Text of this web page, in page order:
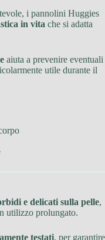
i pannolini Huggies
in vita che si adatta
aiuta a prevenire eventuali
utile durante il
e delicati sulla pelle,
utilizzo prolungato.
testati, per garantire